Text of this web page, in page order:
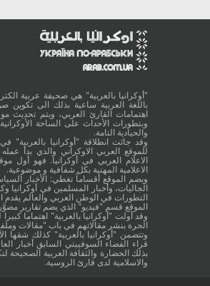
"أوكرانيا بالعربية" هي صحيفة عربية
باللغة العربية ساعية بذلك الى تكوين
اهتمامات القارئ العربي، ويتم تحديث
وبتطورات الأحداث على الساحة
والحيادية التامة.
الاعلام العربي في أوكرانيا. فهو أول
الاعلامية المهنية بكل شفافية و موضوعية.
ويضم الموقع أقساماً تغطي: الأخبار
الجاليات، وأخبار المسلمين في أوكرانيا
التطورات في الوطن العربي والعالم يقدم
الموقع قسم "فيديو" الذي يضم تقارير
وقد أولت "أوكرانيا بالعربية" اهتماما
الحرة بنشر مقالاتهم في باب "مقالات
وتتضمن "أوكرانيا بالعربية" كذلك شقها
قراء الفضاء السوفييتي السابق أخبار
بذلك الحضارة والثقافة العربية الصحيحة
والاسلامية لدى قارئ الروسية.